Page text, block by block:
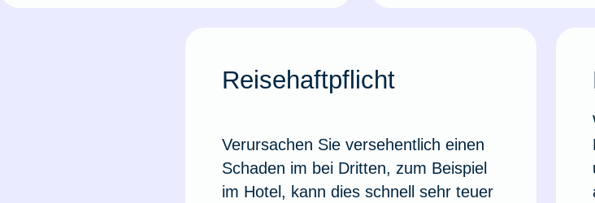
Reisehaftpflicht
Verursachen Sie versehentlich einen
Schaden im bei Dritten, zum Beispiel
im Hotel, kann dies schnell sehr teuer